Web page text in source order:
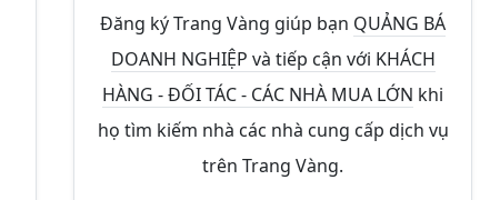
Đăng ký Trang Vàng giúp bạn QUẢNG BÁ
DOANH NGHIỆP và tiếp cận với KHÁCH
HÀNG - ĐỐI TÁC - CÁC NHÀ MUA LỚN khi
họ tìm kiếm nhà các nhà cung cấp dịch vụ
trên Trang Vàng.